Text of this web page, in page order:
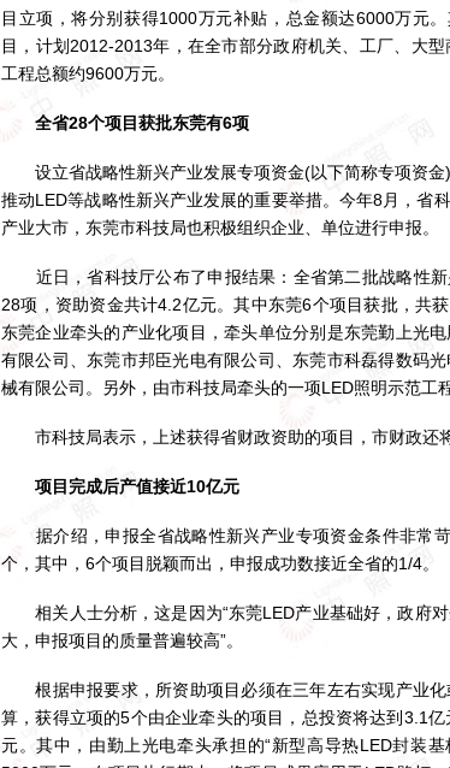
目立项，将分别获得1000万元补贴，总金额达6000万元
目，计划2012-2013年，在全市部分政府机关、工厂、大
工程总额约9600万元。
全省28个项目获批东莞有6项
设立省战略性新兴产业发展专项资金(以下简称专项资金)
推动LED等战略性新兴产业发展的重要举措。今年8月，省
产业大市，东莞市科技局也积极组织企业、单位进行申报。
近日，省科技厅公布了申报结果：全省第二批战略性新
28项，资助资金共计4.2亿元。其中东莞6个项目获批，共
东莞企业牵头的产业化项目，牵头单位分别是东莞勤上光
有限公司、东莞市邦臣光电有限公司、东莞市科磊得数码
械有限公司。另外，由市科技局牵头的一项LED照明示范工
市科技局表示，上述获得省财政资助的项目，市财政还将
项目完成后产值接近10亿元
据介绍，申报全省战略性新兴产业专项资金条件非常
个，其中，6个项目脱颖而出，申报成功数接近全省的1/4。
相关人士分析，这是因为“东莞LED产业基础好，政府对
大，申报项目的质量普遍较高”。
根据申报要求，所资助项目必须在三年左右实现产业化
算，获得立项的5个由企业牵头的项目，总投资将达到3.1
元。其中，由勤上光电牵头承担的“新型高导热LED封装